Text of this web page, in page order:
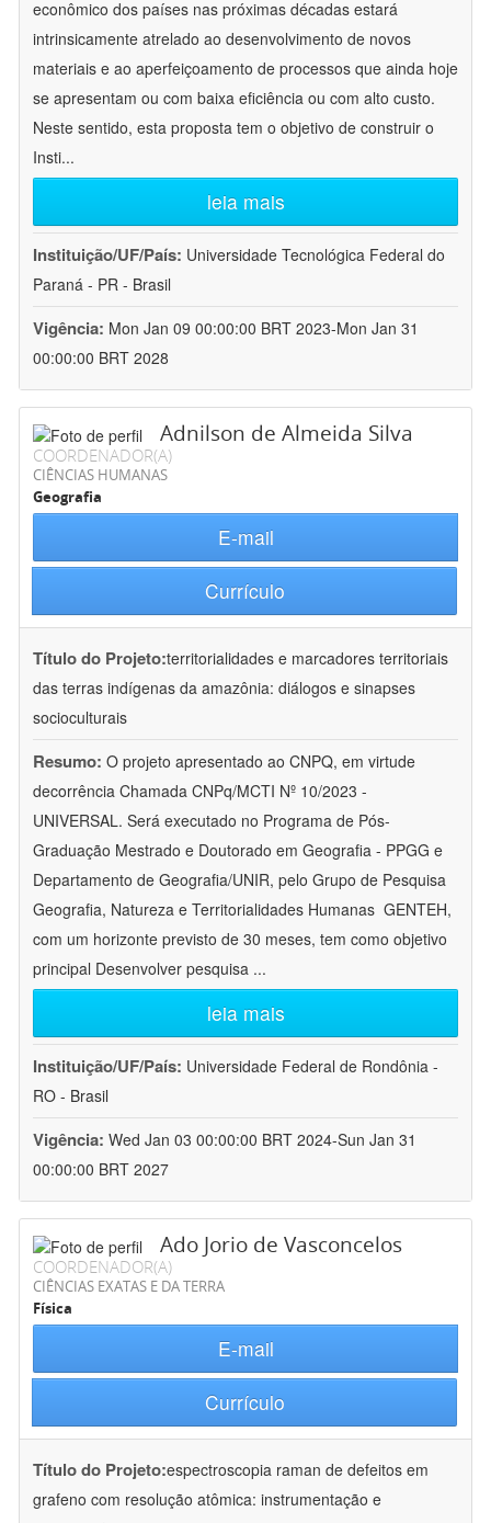
econômico dos países nas próximas décadas estará
intrinsicamente atrelado ao desenvolvimento de novos
materiais e ao aperfeiçoamento de processos que ainda hoje
se apresentam ou com baixa eficiência ou com alto custo.
Neste sentido, esta proposta tem o objetivo de construir o
Insti...
leia mais
Instituição/UF/País: Universidade Tecnológica Federal do
Paraná - PR - Brasil
Vigência: Mon Jan 09 00:00:00 BRT 2023-Mon Jan 31
00:00:00 BRT 2028
Adnilson de Almeida Silva
COORDENADOR(A)
CIÊNCIAS HUMANAS
Geografia
E-mail
Currículo
Título do Projeto:territorialidades e marcadores territoriais
das terras indígenas da amazônia: diálogos e sinapses
socioculturais
Resumo: O projeto apresentado ao CNPQ, em virtude
decorrência Chamada CNPq/MCTI Nº 10/2023 -
UNIVERSAL. Será executado no Programa de Pós-
Graduação Mestrado e Doutorado em Geografia - PPGG e
Departamento de Geografia/UNIR, pelo Grupo de Pesquisa
Geografia, Natureza e Territorialidades Humanas  GENTEH,
com um horizonte previsto de 30 meses, tem como objetivo
principal Desenvolver pesquisa ...
leia mais
Instituição/UF/País: Universidade Federal de Rondônia -
RO - Brasil
Vigência: Wed Jan 03 00:00:00 BRT 2024-Sun Jan 31
00:00:00 BRT 2027
Ado Jorio de Vasconcelos
COORDENADOR(A)
CIÊNCIAS EXATAS E DA TERRA
Física
E-mail
Currículo
Título do Projeto:espectroscopia raman de defeitos em
grafeno com resolução atômica: instrumentação e